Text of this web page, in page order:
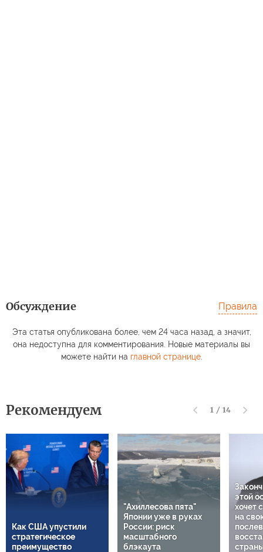
Обсуждение Правила
Эта статья опубликована более, чем 24 часа назад, а значит,
она недоступна для комментирования. Новые материалы вы
можете найти на главной странице.
Рекомендуем 1 / 14
Как США упустили
стратегическое
преимущество
"Ахиллесова пята"
Японии уже в руках
России: риск
масштабного
блэкаута
этой
хочет
на